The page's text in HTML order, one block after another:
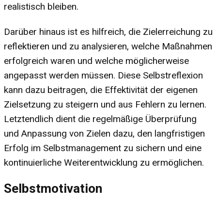
realistisch bleiben.
Darüber hinaus ist es hilfreich, die Zielerreichung zu
reflektieren und zu analysieren, welche Maßnahmen
erfolgreich waren und welche möglicherweise
angepasst werden müssen. Diese Selbstreflexion
kann dazu beitragen, die Effektivität der eigenen
Zielsetzung zu steigern und aus Fehlern zu lernen.
Letztendlich dient die regelmäßige Überprüfung
und Anpassung von Zielen dazu, den langfristigen
Erfolg im Selbstmanagement zu sichern und eine
kontinuierliche Weiterentwicklung zu ermöglichen.
Selbstmotivation